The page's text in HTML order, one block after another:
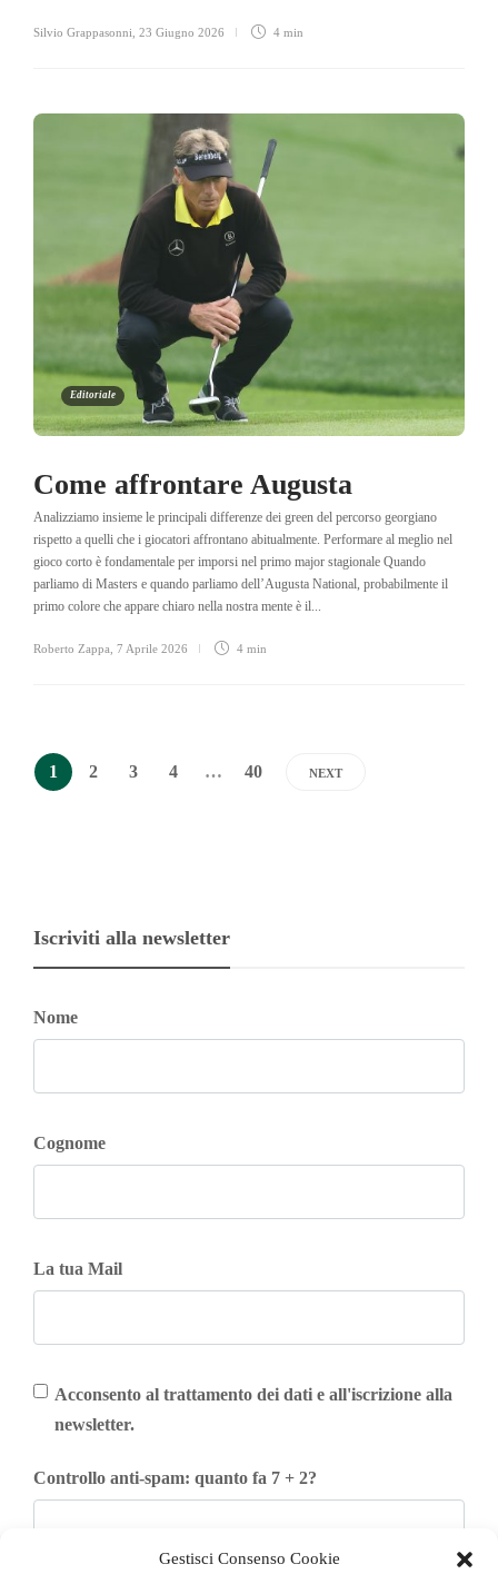
Gestisci Consenso Cookie
Silvio Grappasonni 23 Giugno 2026 4 min
Editoriale
Come affrontare Augusta
Analizziamo insieme le principali differenze dei green del percorso georgiano
rispetto a quelli che i giocatori affrontano abitualmente. Performare al meglio nel
gioco corto è fondamentale per imporsi nel primo major stagionale Quando
parliamo di Masters e quando parliamo dell’Augusta National, probabilmente il
primo colore che appare chiaro nella nostra mente è il...
Roberto Zappa, 7 Aprile 2026 4 min
1 2 3 4 … 40 NEXT
Iscriviti alla newsletter
Nome
Cognome
La tua Mail
Acconsento al trattamento dei dati e all'iscrizione alla
newsletter.
Controllo anti-spam: quanto fa 7 + 2?